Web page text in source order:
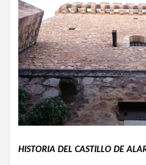
HISTORIA DEL CASTILLO DE